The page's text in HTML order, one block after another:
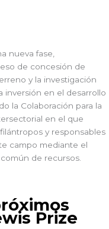
nueva fase,
de concesión de
y la investigación
inversión en el desarrollo
la Colaboración para la
en el que
y responsables
campo mediante el
de recursos.
Prize